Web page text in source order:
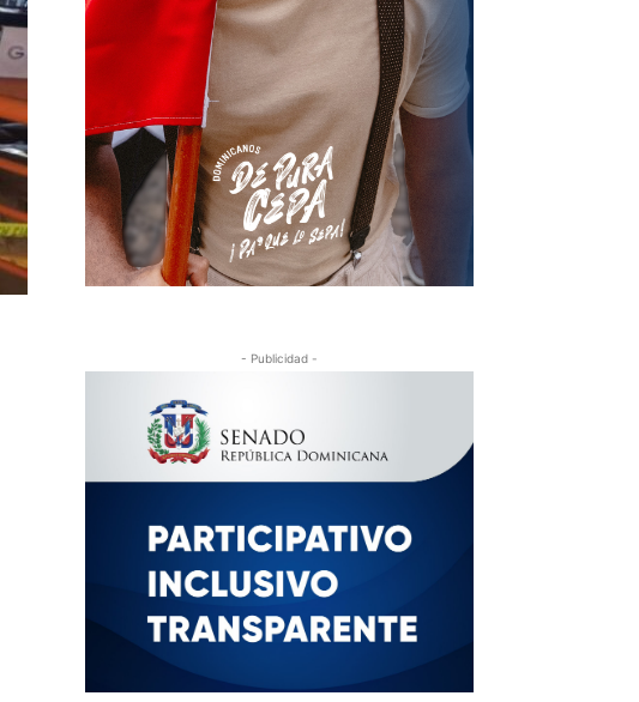
- Publicidad -